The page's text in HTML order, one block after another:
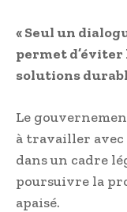
« Seul un
permet
solutions
Le
à travailler avec
dans un cadre
poursuivre la
apaisé.